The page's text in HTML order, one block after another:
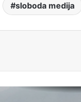
sloboda medija